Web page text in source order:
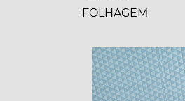
FOLHAGEM